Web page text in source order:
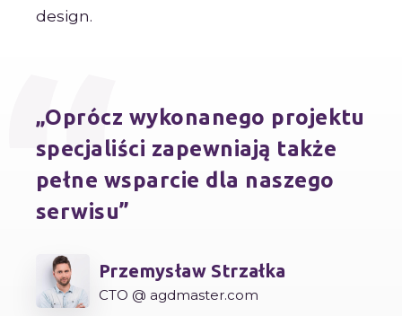
design.
Oprócz wykonanego projektu
specjaliści zapewniają także
pełne wsparcie dla naszego
serwisu
Przemysław Strzałka
CTO @ agdmaster.com